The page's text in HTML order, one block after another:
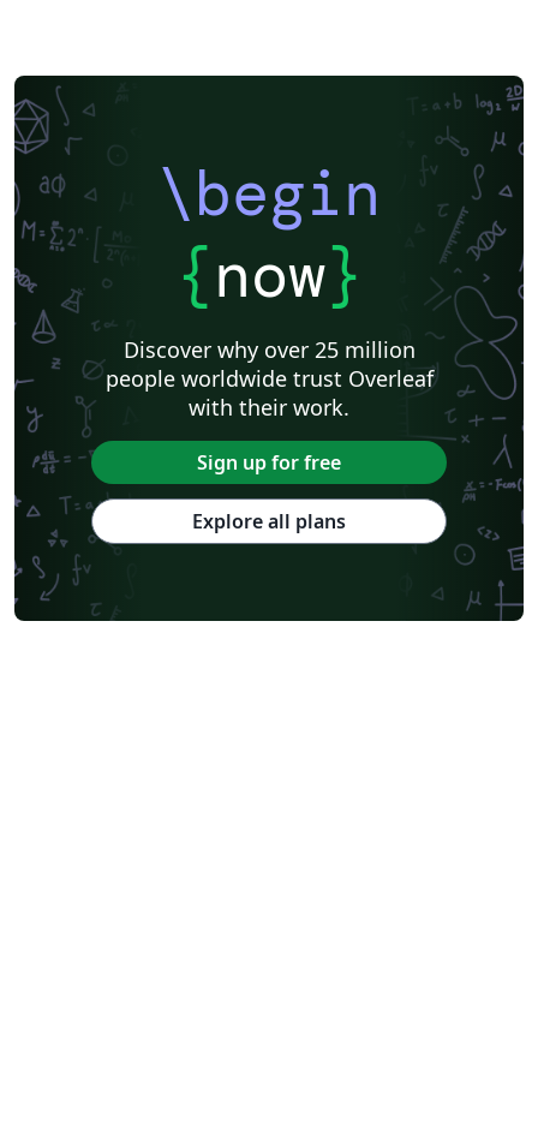
\begin
{now}
Discover why over 25 million
people worldwide trust Overleaf
with their work.
Sign up for free
Explore all plans